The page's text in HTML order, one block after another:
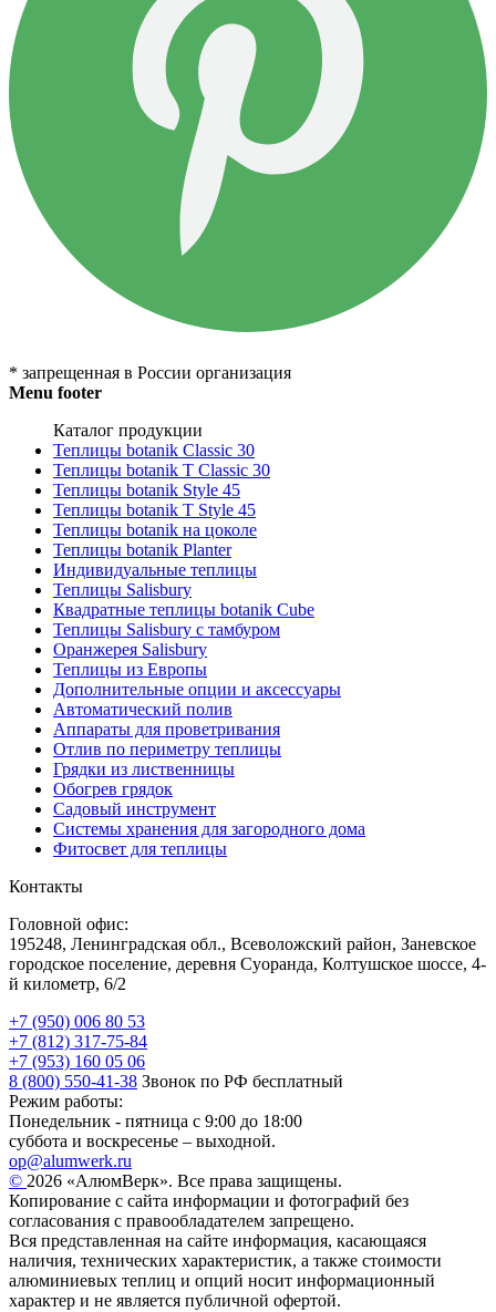
* запрещенная в России организация
Menu footer
Каталог продукции
Теплицы botanik Classic 30
Теплицы botanik T Classic 30
Теплицы botanik Style 45
Теплицы botanik Т Style 45
Теплицы botanik на цоколе
Теплицы botanik Planter
Индивидуальные теплицы
Теплицы Salisbury
Квадратные теплицы botanik Cube
Теплицы Salisbury с тамбуром
Оранжерея Salisbury
Теплицы из Европы
Дополнительные опции и аксессуары
Автоматический полив
Аппараты для проветривания
Отлив по периметру теплицы
Грядки из лиственницы
Обогрев грядок
Садовый инструмент
Системы хранения для загородного дома
Фитосвет для теплицы
Контакты
Головной офис:
195248, Ленинградская обл., Всеволожский район, Заневское
городское поселение, деревня Суоранда, Колтушское шоссе, 4-
й километр, 6/2
+7 (950) 006 80 53
+7 (812) 317-75-84
+7 (953) 160 05 06
8 (800) 550-41-38 Звонок по РФ бесплатный
Режим работы:
Понедельник - пятница с 9:00 до 18:00
суббота и воскресенье – выходной.
op@alumwerk.ru
© 2026 «АлюмВерк». Все права защищены.
Копирование с сайта информации и фотографий без
согласования с правообладателем запрещено.
Вся представленная на сайте информация, касающаяся
наличия, технических характеристик, а также стоимости
алюминиевых теплиц и опций носит информационный
характер и не является публичной офертой.